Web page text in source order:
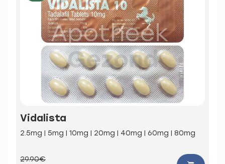
Vidalista
2.5mg | 5mg | 10mg | 20mg | 40mg | 60mg | 80mg
29.90€